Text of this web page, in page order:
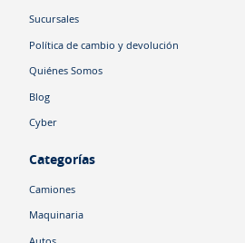
Sucursales
Política de cambio y devolución
Quiénes Somos
Blog
Cyber
Categorías
Camiones
Maquinaria